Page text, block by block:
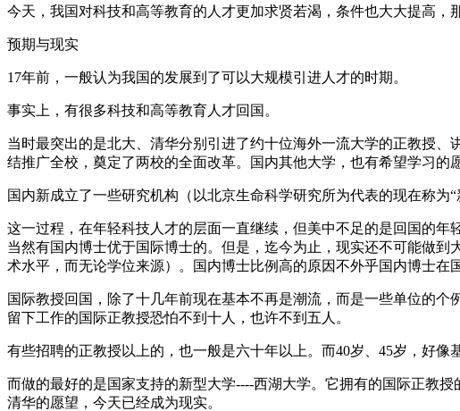
今天，我国对科技和高等教育的人才更加求贤若渴，条件也大大提高，
预期与现实
17年前，一般认为我国的发展到了可以大规模引进人才的时期。
事实上，有很多科技和高等教育人才回国。
当时最突出的是北大、清华分别引进了约十位海外一流大学的正教授
结推广全校，奠定了两校的全面改革。国内其他大学，也有希望学习的
国内新成立了一些研究机构（以北京生命科学研究所为代表的现在称为
这一过程，在年轻科技人才的层面一直继续，但美中不足的是回国的
当然有国内博士优于国际博士的。但是，迄今为止，现实还不可能做
术水平，而无论学位来源）。国内博士比例高的原因不外乎国内博士在
国际教授回国，除了十几年前现在基本不再是潮流，而是一些单位的
留下工作的国际正教授恐怕不到十人，也许不到五人。
有些招聘的正教授以上的，也一般是六十年以上。而40岁、45岁，好像
而做的最好的是国家支持的新型大学----西湖大学。它拥有的国际正教
清华的愿望，今天已经成为现实。